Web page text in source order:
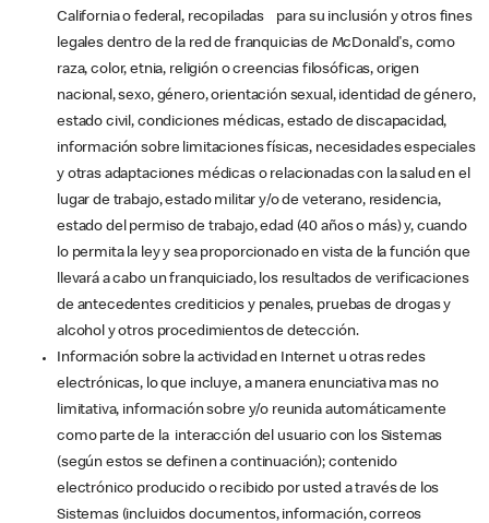
California o federal, recopiladas para su inclusión y otros fines
legales dentro de la red de franquicias de McDonald's, como
raza, color, etnia, religión o creencias filosóficas, origen
nacional, sexo, género, orientación sexual, identidad de género,
estado civil, condiciones médicas, estado de discapacidad,
información sobre limitaciones físicas, necesidades especiales
y otras adaptaciones médicas o relacionadas con la salud en el
lugar de trabajo, estado militar y/o de veterano, residencia,
estado del permiso de trabajo, edad (40 años o más) y, cuando
lo permita la ley y sea proporcionado en vista de la función que
llevará a cabo un franquiciado, los resultados de verificaciones
de antecedentes crediticios y penales, pruebas de drogas y
alcohol y otros procedimientos de detección.
Información sobre la actividad en Internet u otras redes
electrónicas, lo que incluye, a manera enunciativa mas no
limitativa, información sobre y/o reunida automáticamente
como parte de la interacción del usuario con los Sistemas
(según estos se definen a continuación); contenido
electrónico producido o recibido por usted a través de los
Sistemas (incluidos documentos, información, correos